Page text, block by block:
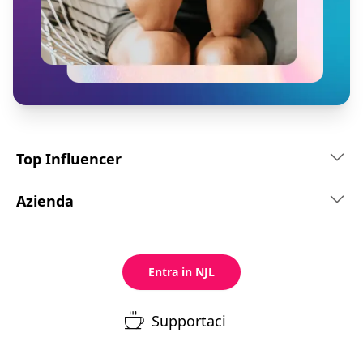
Top Influencer
Azienda
Entra in NJL
Supportaci